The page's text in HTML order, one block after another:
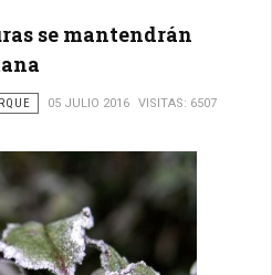
se mantendrán
05 JULIO 2016 VISITAS: 6507